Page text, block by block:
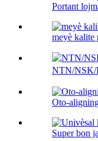
Portant
meyè kalite
NTN/NSK/
Oto-
Super bon